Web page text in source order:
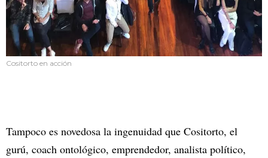
Cositorto en acción
Tampoco es novedosa la ingenuidad que Cositorto, el
gurú, coach ontológico, emprendedor, analista político,